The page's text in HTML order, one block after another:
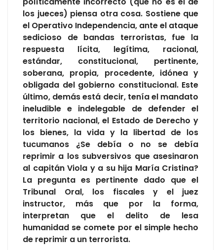
los jueces) piensa otra cosa. Sostiene que
el Operativo Independencia, ante el ataque
sedicioso de bandas terroristas, fue la
respuesta lícita, legítima, racional,
estándar, constitucional, pertinente,
soberana, propia, procedente, idónea y
obligada del gobierno constitucional. Este
último, demás está decir, tenía el mandato
ineludible e indelegable de defender el
territorio nacional, el Estado de Derecho y
los bienes, la vida y la libertad de los
tucumanos ¿Se debía o no se debía
reprimir a los subversivos que asesinaron
al capitán Viola y a su hija María Cristina?
La pregunta es pertinente dado que el
Tribunal Oral, los fiscales y el juez
instructor, más que por la forma,
interpretan que el delito de lesa
humanidad se comete por el simple hecho
de reprimir a un terrorista.